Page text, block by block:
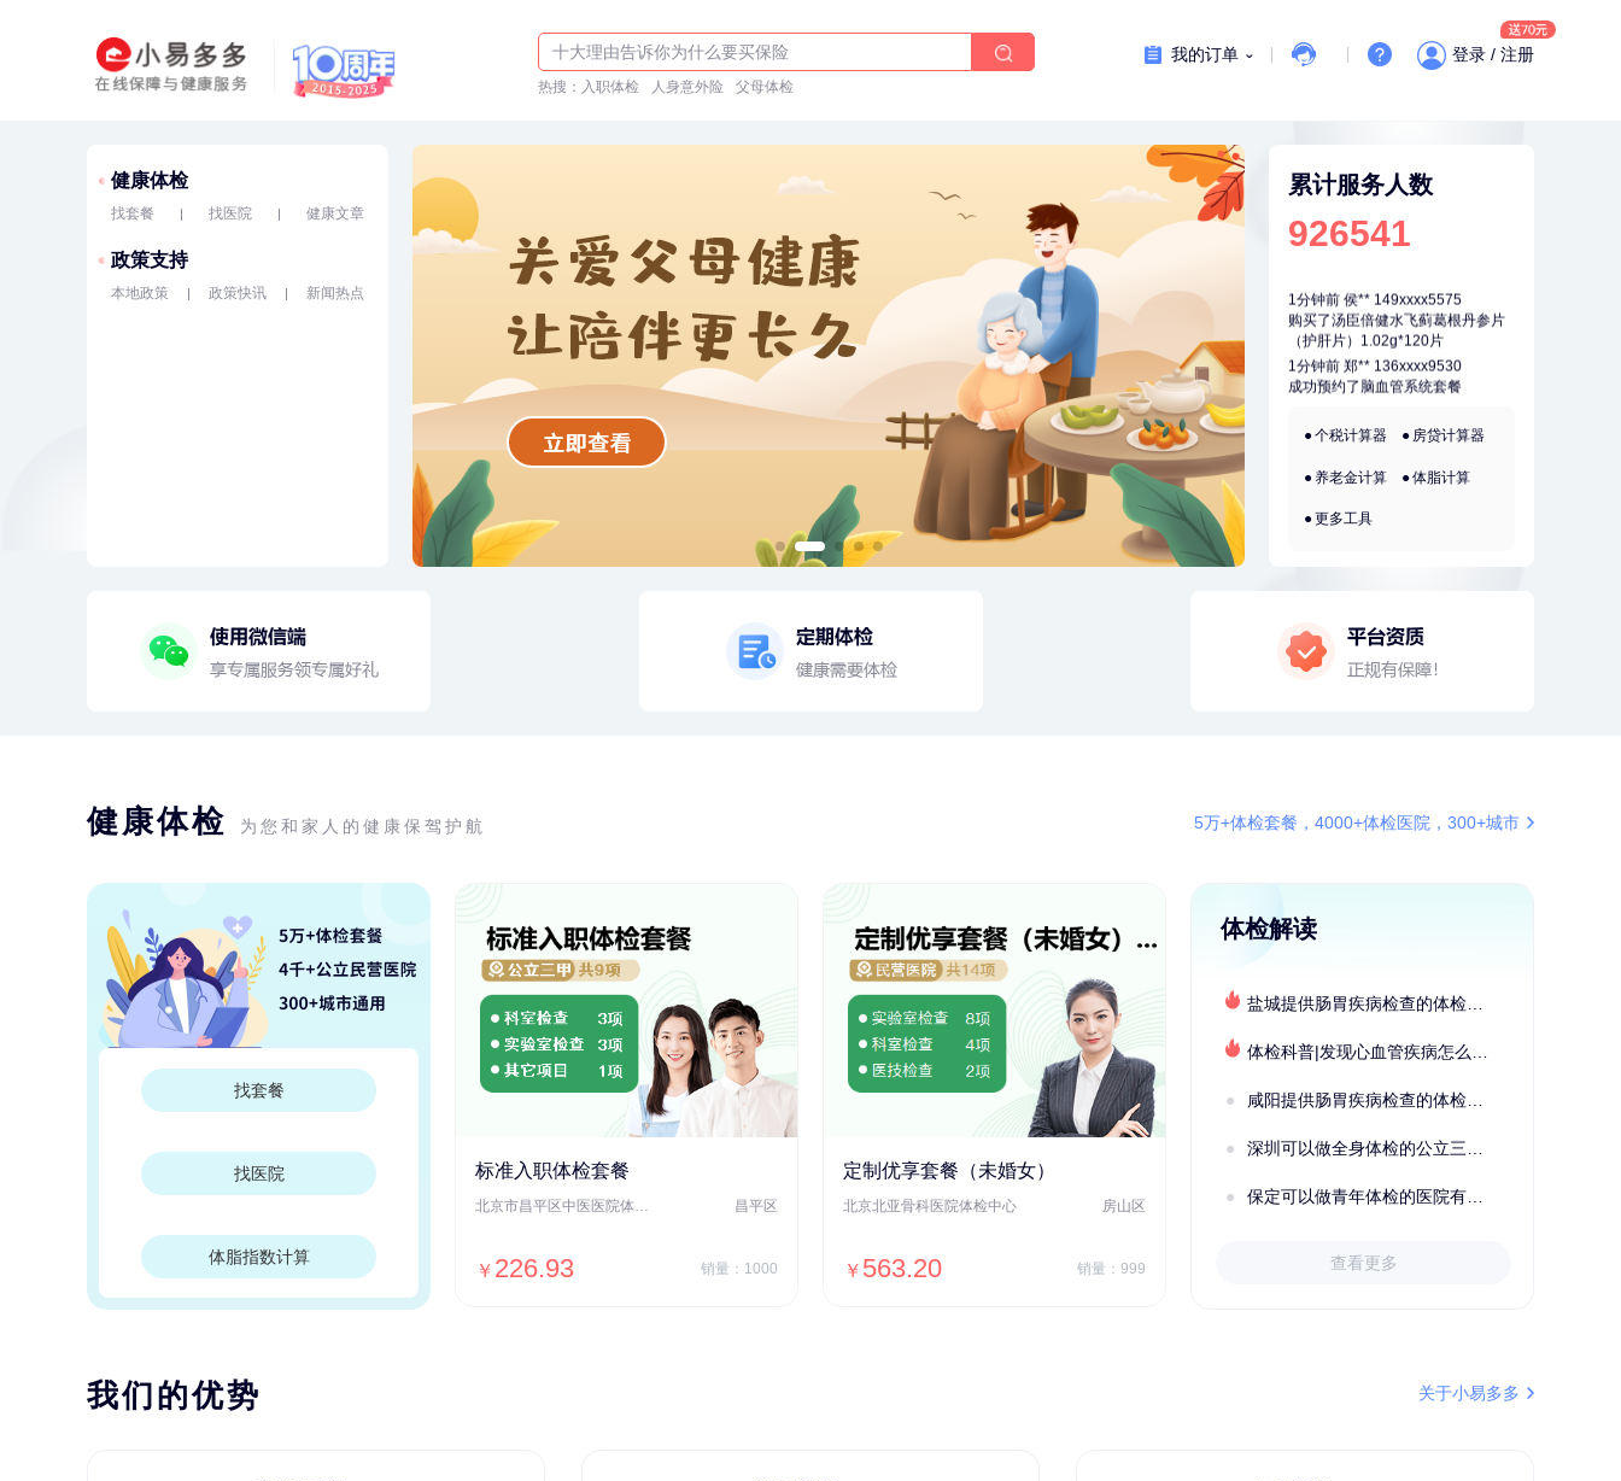
十大理由告诉你为什么要买保险
入职体检在线预约
热搜： 入职体检 人身意外险 父母体检
我的订单 登录 / 注册
健康体检
找套餐 找医院 健康文章
政策支持
本地政策 政策快讯 新闻热点
累计服务人数
926541
成功预约了健康体检一档
购买了固本堂阿胶糕传统口味400g
刚刚 陆** 157xxxx7083
购买了固本堂阿胶糕传统口味400g
购买了汤臣倍健水飞蓟葛根丹参片
（护肝片）1.02g*120片
1分钟前
郑** 136xxxx9530
成功预约了脑血管系统套餐
成功预约了女性VIP体检套餐
2分钟前 戴* 178xxxx6010
购买了美的体重秤 MO-CW5 白色
成功预约了女性VIP体检套餐
李** 137xxxx0003
7分钟前 谭** 149xxxx3384
购买了中粮可益康红豆薏米粉500g
7分钟前 莫** 130xxxx7880
刚刚 莫** 130xxxx7880
个税计算器 房贷计算器
养老金计算 体脂计算
更多工具
健康体检 为您和家人的健康保驾护航 5万+体检套餐，4000+体检医院，300+城市
找套餐
找医院
体脂指数计算
标准入职体检套餐
北京市昌平区中医医院体检中心 昌平区
￥ 226.93 销量：1000
定制优享套餐（未婚女）
北京北亚骨科医院体检中心 房山区
￥ 563.20 销量：999
秦皇岛市第一医院体检中心 北戴河区
体检解读
盐城提供肠胃疾病检查的体检套餐有哪些？体检机构有哪些选择？如何预约？
体检科普|发现心血管疾病怎么办？
咸阳提供肠胃疾病检查的体检套餐有哪些？体检机构有哪些选择？如何预约？
深圳可以做全身体检的公立三甲医院及体检套餐汇总
保定可以做青年体检的医院有哪些？有哪些套餐可以选择？
查看更多
我们的优势 关于小易多多